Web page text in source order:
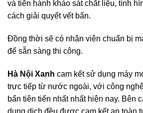
và tiến hành khảo sát chất liệu, tình
cách giải quyết vết bẩn.
Đồng thời sẽ có nhân viên chuẩn bị
để sẵn sàng thi công.
Hà Nội Xanh cam kết sử dụng máy
trực tiếp từ nước ngoài, với công
bẩn tiên tiến nhất nhất hiện nay. Bên
dung dịch đều được cam kết an toàn